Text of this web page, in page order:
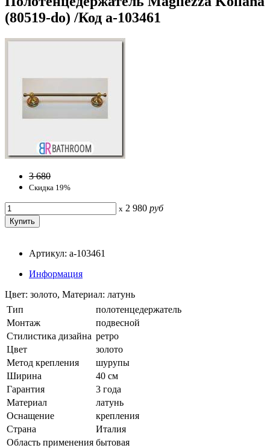
(80519-do) /Код a-103461
3 680
Скидка 19%
x 2 980 руб
Артикул: a-103461
Информация
Цвет: золото, Материал: латунь
Тип
полотенцедержатель
Монтаж
подвесной
Стилистика дизайна ретро
Цвет
золото
Метод крепления
шурупы
Ширина
40 см
Гарантия
3 года
Материал
латунь
Оснащение
крепления
Страна
Италия
Область применения бытовая